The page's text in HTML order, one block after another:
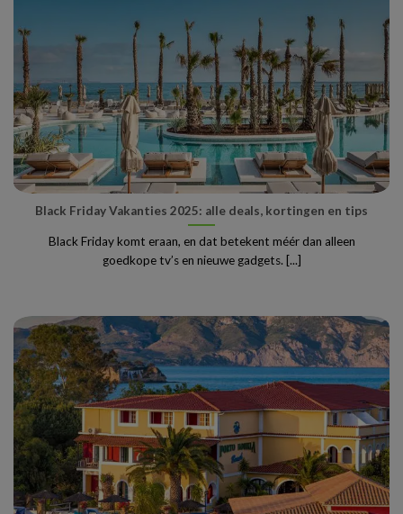
Black Friday Vakanties 2025: alle deals, kortingen en tips
Black Friday komt eraan, en dat betekent méér dan alleen
goedkope tv’s en nieuwe gadgets. [...]